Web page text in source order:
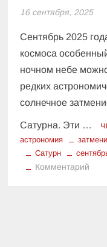
16 сентября, 2025
Сентябрь 2025
космоса
ночном небе
редких
солнечное
Сатурна. Эти …
астрономия
Сатурн
Комментарий